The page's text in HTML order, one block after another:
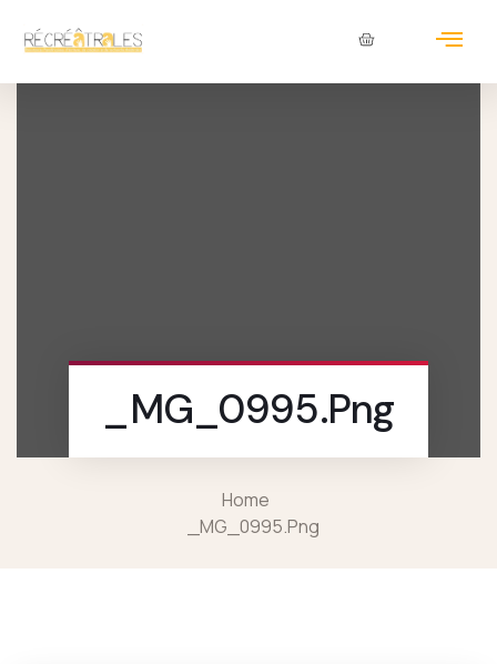
_MG_0995.png
Home
_MG_0995.png